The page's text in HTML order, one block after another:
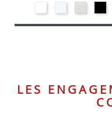
BLANCHP90
-
HP93
-
-
LES